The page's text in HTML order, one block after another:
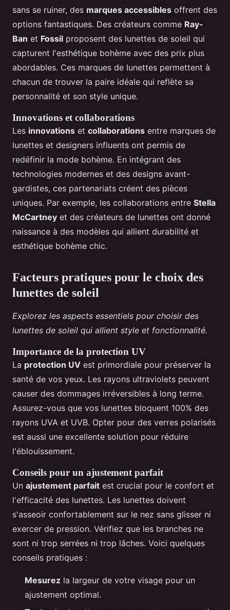
sans se ruiner, des marques accessibles offrent des
options fantastiques. Des créateurs comme Ray-
Ban et Fossil proposent des lunettes de soleil qui
capturent l'esthétique bohème avec des prix plus
abordables. Ces marques de lunettes permettent à
chacun de trouver la paire idéale qui reflète sa
personnalité et son style unique.
Innovations et collaborations
Les innovations et collaborations entre marques de
lunettes et designers influents ont permis de
redéfinir la mode bohème. En intégrant des
technologies modernes et des designs avant-
gardistes, ces partenariats créent des pièces
uniques. Par exemple, les collaborations entre Stella
McCartney et des créateurs de lunettes ont donné
naissance à des modèles qui allient durabilité et
esthétique bohème chic.
Facteurs pratiques pour le choix des
lunettes de soleil
Explorez les aspects essentiels pour choisir des
lunettes de soleil qui allient style et fonctionnalité.
Importance de la protection UV
La protection UV est primordiale pour préserver la
santé de vos yeux. Les rayons ultraviolets peuvent
causer des dommages irréversibles à long terme.
Assurez-vous que vos lunettes bloquent 100% des
rayons UVA et UVB. Opter pour des verres polarisés
est aussi une excellente solution pour réduire
l'éblouissement.
Conseils pour un ajustement parfait
Un ajustement parfait est crucial pour le confort et
l'efficacité des lunettes. Les lunettes doivent
s'asseoir confortablement sur le nez sans glisser ni
exercer de pression. Vérifiez que les branches ne
sont ni trop serrées ni trop lâches. Voici quelques
conseils pratiques :
Mesurez la largeur de votre visage pour un
ajustement optimal.